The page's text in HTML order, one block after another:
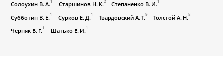
Солоухин В. А. 1 Старшинов Н. К. 2 Степаненко В. И. 1
Субботин В. Е. 1 Сурков Е. Д. 1 Твардовский А. Т.9 Толстой А. Н.8
Черняк В. Г. 1 Шатько Е. И. 1